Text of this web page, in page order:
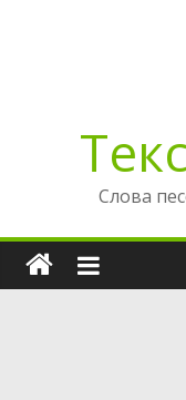
Слова